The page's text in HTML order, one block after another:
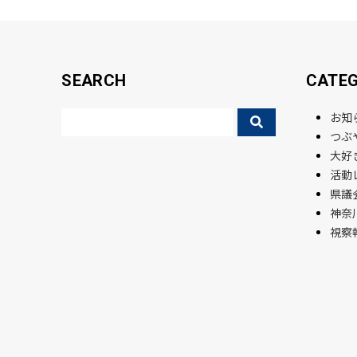
SEARCH
お知
つぶ
大好
活動
県議
神奈
視察